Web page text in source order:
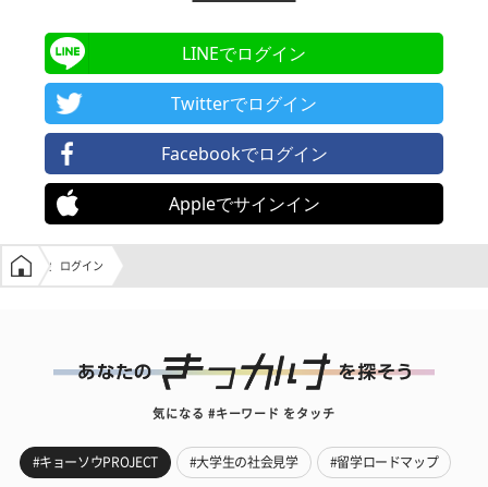
LINEでログイン
Twitterでログイン
Facebookでログイン
Appleでサインイン
学生の窓口トップ
ログイン
気になる #キーワード をタッチ
#キョーソウPROJECT #大学生の社会見学 #留学ロードマップ